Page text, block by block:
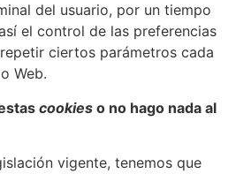
del usuario, por un tiempo
el control de las preferencias
ciertos parámetros cada
Web.
cookies o no hago nada al
vigente, tenemos que